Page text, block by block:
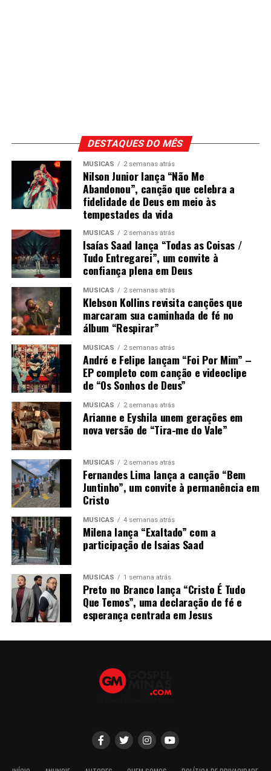
DESTAQUES DO MÊS
MÚSICAS 2 semanas atrás
Nilson Junior lança “Não Me
Abandonou”, canção que celebra a
fidelidade de Deus em meio às
tempestades da vida
MÚSICAS 2 semanas atrás
Isaías Saad lança “Todas as Coisas /
Tudo Entregarei”, um convite à
confiança plena em Deus
MÚSICAS 2 semanas atrás
Klebson Kollins revisita canções que
marcaram sua caminhada de fé no
álbum “Respirar”
MÚSICAS 2 semanas atrás
André e Felipe lançam “Foi Por Mim” –
EP completo com canção e videoclipe
de “Os Sonhos de Deus”
MÚSICAS 2 semanas atrás
Arianne e Eyshila unem gerações em
nova versão de “Tira-me do Vale”
MÚSICAS 2 semanas atrás
Fernandes Lima lança a canção “Bem
Juntinho”, um convite à permanência em
Cristo
MÚSICAS 4 semanas atrás
Milena lança “Exaltado” com a
participação de Isaias Saad
MÚSICAS 1 semana atrás
Preto no Branco lança “Cristo É Tudo
Que Temos”, uma declaração de fé e
esperança centrada em Jesus